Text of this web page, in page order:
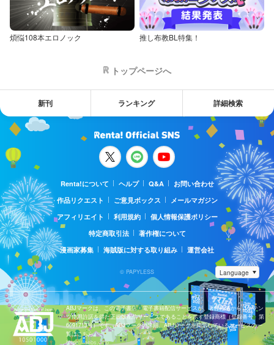
煩悩108本エロノック 推し布教BL特集！
トップページへ
新刊 ランキング 詳細検索
Renta!について ヘルプ Q&A
お問い合わせ
作品リクエスト
ご意見ボックス
メールマガジン
アフィリエイト
利用規約
個人情報保護ポリシー
特定商取引法
著作権について
漫画家募集
海賊版に対する取り組み 運営会社
© PAPYLESS
ABJマークは、この電子書店・電子書籍配信サービスが、著作権者からコンテン
ツ使用許諾を得た正規版配信サービスであることを示す登録商標（登録番号 第
6091713号）です。ABJマークの詳細、ABJマークを掲示しているサービスの一
覧はこちら。
https://aebs.or.jp